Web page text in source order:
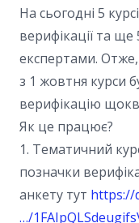
На сьогодні 5
верифікації та ще
експертами.
з 1 жовтня курси
верифікацію
Як це працює?
1. Тематичний
позначки
анкету тут https://
…/